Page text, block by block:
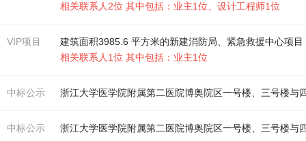
相关联系人2位 其中包括：业主1位、设计工程师1位
VIP项目
建筑面积3985.6 平方米的新建消防局、紧急救援中心项目
相关联系人1位 其中包括：业主1位
中标公示 浙江大学医学院附属第二医院博奥院区一号楼、三号楼与
中标公示 浙江大学医学院附属第二医院博奥院区一号楼、三号楼与